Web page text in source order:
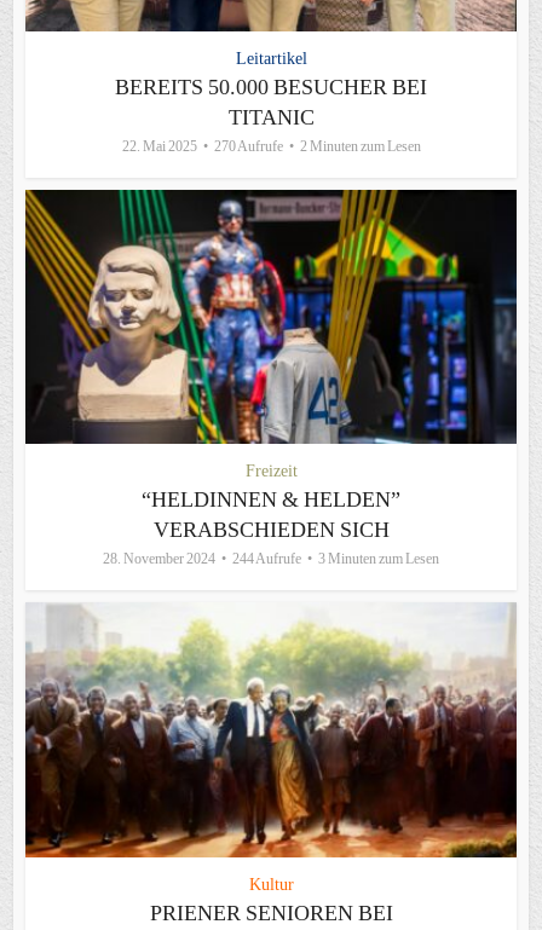
Leitartikel
BEREITS 50.000 BESUCHER BEI
TITANIC
22. Mai 2025 270 Aufrufe 2 Minuten zum Lesen
Freizeit
“HELDINNEN & HELDEN”
VERABSCHIEDEN SICH
28. November 2024 244 Aufrufe 3 Minuten zum Lesen
Kultur
PRIENER SENIOREN BEI